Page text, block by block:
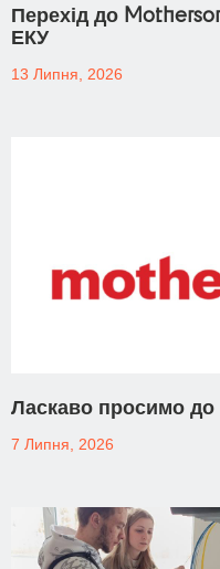
Перехід до
ЕКУ
13 Липня, 2026
Ласкаво просимо
7 Липня, 2026